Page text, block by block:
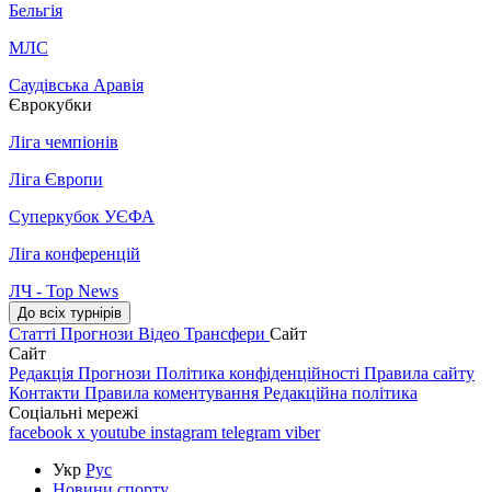
Бельгія
МЛС
Саудівська Аравія
Єврокубки
Ліга чемпіонів
Ліга Європи
Суперкубок УЄФА
Ліга конференцій
ЛЧ - Top News
До всіх турнірів
Статті Прогнози Відео Трансфери Сайт
Сайт
Редакція Прогнози Політика конфіденційності Правила сайту
Контакти Правила коментування Редакційна політика
Соціальні мережі
facebook x youtube instagram telegram viber
Укр Рус